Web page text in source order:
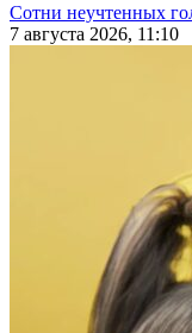
Сотни неучтенных
7 августа 2026, 11:10